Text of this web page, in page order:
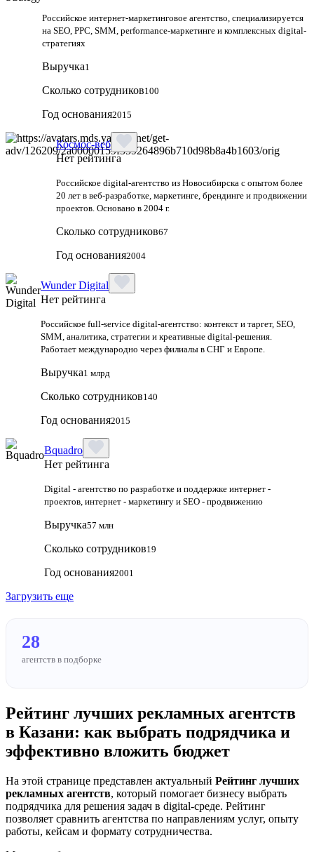
Российское интернет-маркетинговое агентство, специализируется
на SEO, PPC, SMM, performance-маркетинге и комплексных digital-
стратегиях
Выручка1
Сколько сотрудников100
Год основания2015
Космос-веб
Нет рейтинга
Российское digital-агентство из Новосибирска с опытом более
20 лет в веб-разработке, маркетинге, брендинге и продвижении
проектов. Основано в 2004 г.
Сколько сотрудников67
Год основания2004
Wunder Digital
Нет рейтинга
Российское full-service digital-агентство: контекст и таргет, SEO,
SMM, аналитика, стратегии и креативные digital-решения.
Работает международно через филиалы в СНГ и Европе.
Выручка1 млрд
Сколько сотрудников140
Год основания2015
Bquadro
Нет рейтинга
Digital - агентство по разработке и поддержке интернет -
проектов, интернет - маркетингу и SEO - продвижению
Выручка57 млн
Сколько сотрудников19
Год основания2001
Загрузить еще
28
агентств в подборке
Рейтинг лучших рекламных агентств
в Казани: как выбрать подрядчика и
эффективно вложить бюджет
На этой странице представлен актуальный Рейтинг лучших
рекламных агентств, который помогает бизнесу выбрать
подрядчика для решения задач в digital-среде. Рейтинг
позволяет сравнить агентства по направлениям услуг, опыту
работы, кейсам и формату сотрудничества.